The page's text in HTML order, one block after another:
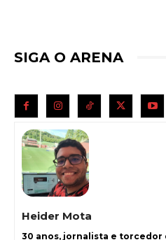
SIGA O ARENA
Heider Mota
30 anos, jornalista e torcedor